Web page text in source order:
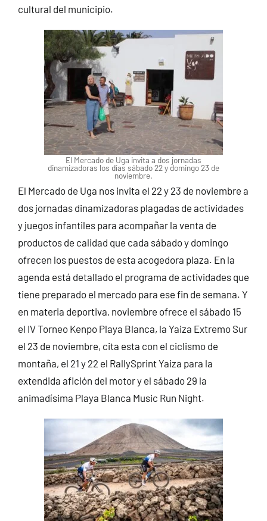
cultural del municipio.
El Mercado de Uga invita a dos jornadas
dinamizadoras los días sábado 22 y domingo 23 de
noviembre.
El Mercado de Uga nos invita el 22 y 23 de noviembre a
dos jornadas dinamizadoras plagadas de actividades
y juegos infantiles para acompañar la venta de
productos de calidad que cada sábado y domingo
ofrecen los puestos de esta acogedora plaza. En la
agenda está detallado el programa de actividades que
tiene preparado el mercado para ese fin de semana. Y
en materia deportiva, noviembre ofrece el sábado 15
el IV Torneo Kenpo Playa Blanca, la Yaiza Extremo Sur
el 23 de noviembre, cita esta con el ciclismo de
montaña, el 21 y 22 el RallySprint Yaiza para la
extendida afición del motor y el sábado 29 la
animadísima Playa Blanca Music Run Night.